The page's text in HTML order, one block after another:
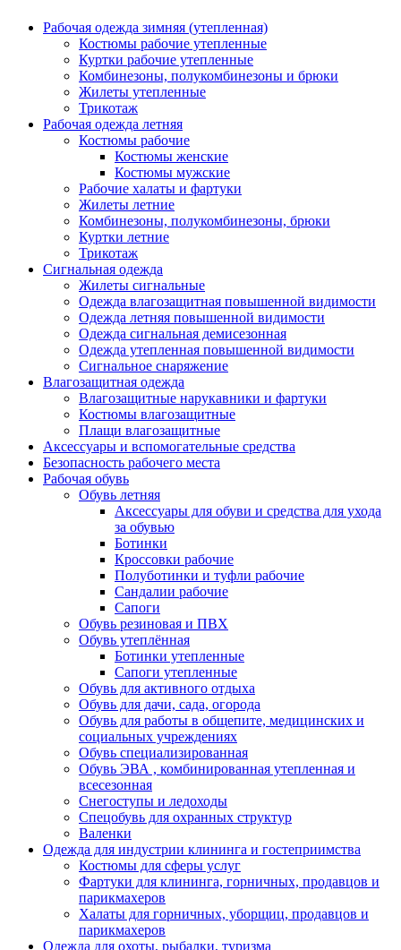
Рабочая одежда зимняя (утепленная)
Костюмы рабочие утепленные
Куртки рабочие утепленные
Комбинезоны, полукомбинезоны и брюки
Жилеты утепленные
Трикотаж
Рабочая одежда летняя
Костюмы рабочие
Костюмы женские
Костюмы мужские
Рабочие халаты и фартуки
Жилеты летние
Комбинезоны, полукомбинезоны, брюки
Куртки летние
Трикотаж
Сигнальная одежда
Жилеты сигнальные
Одежда влагозащитная повышенной видимости
Одежда летняя повышенной видимости
Одежда сигнальная демисезонная
Одежда утепленная повышенной видимости
Сигнальное снаряжение
Влагозащитная одежда
Влагозащитные нарукавники и фартуки
Костюмы влагозащитные
Плащи влагозащитные
Аксессуары и вспомогательные средства
Безопасность рабочего места
Рабочая обувь
Обувь летняя
Аксессуары для обуви и средства для ухода
за обувью
Ботинки
Кроссовки рабочие
Полуботинки и туфли рабочие
Сандалии рабочие
Сапоги
Обувь резиновая и ПВХ
Обувь утеплённая
Ботинки утепленные
Сапоги утепленные
Обувь для активного отдыха
Обувь для дачи, сада, огорода
Обувь для работы в общепите, медицинских и
социальных учреждениях
Обувь специализированная
Обувь ЭВА , комбинированная утепленная и
всесезонная
Снегоступы и ледоходы
Спецобувь для охранных структур
Валенки
Одежда для индустрии клининга и гостеприимства
Костюмы для сферы услуг
Фартуки для клининга, горничных, продавцов и
парикмахеров
Халаты для горничных, уборщиц, продавцов и
парикмахеров
Одежда для охоты, рыбалки, туризма